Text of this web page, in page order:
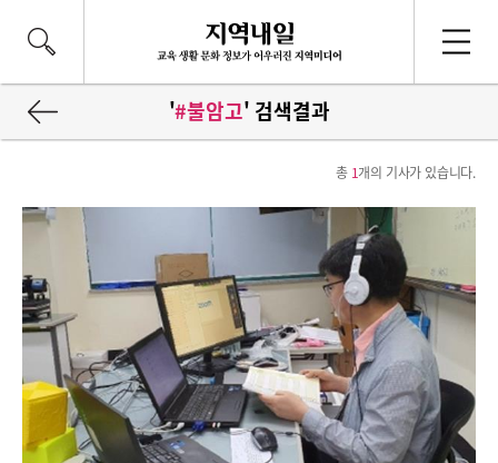
'#불암고' 검색결과
총 1개의 기사가 있습니다.